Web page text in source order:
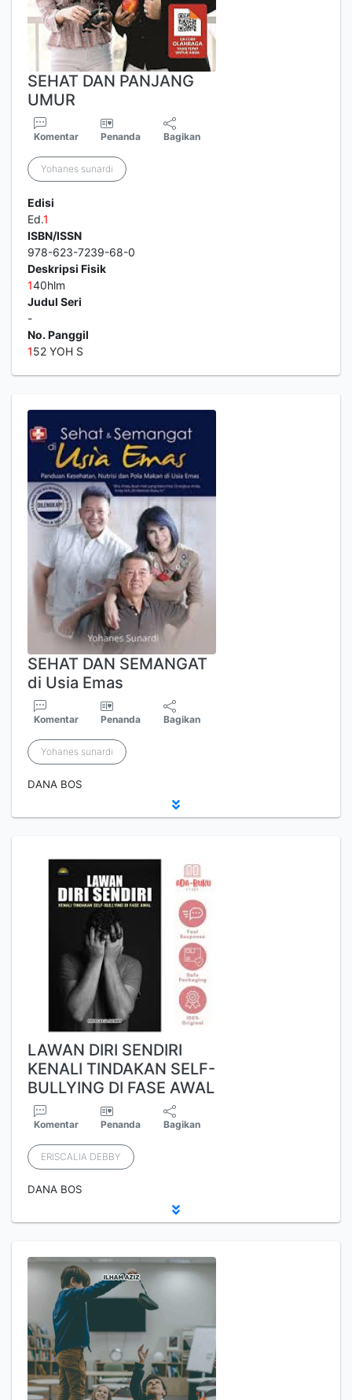
SEHAT DAN PANJANG
UMUR
Komentar Penanda Bagikan
Yohanes sunardi
Edisi
Ed.1
ISBN/ISSN
978-623-7239-68-0
Deskripsi Fisik
140hlm
Judul Seri
-
No. Panggil
152 YOH S
SEHAT DAN SEMANGAT
di Usia Emas
Komentar Penanda Bagikan
Yohanes sunardi
DANA BOS
LAWAN DIRI SENDIRI
KENALI TINDAKAN SELF-
BULLYING DI FASE AWAL
Komentar Penanda Bagikan
ERISCALIA DEBBY
DANA BOS